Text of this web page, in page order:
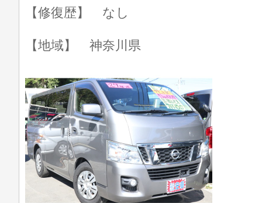
【修復歴】 なし
【地域】 神奈川県